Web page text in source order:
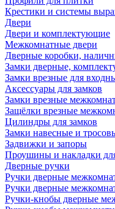
Крестики и системы
Двери
Двери и комплектующие
Межкомнатные двери
Дверные коробки,
Замки дверные,
Замки врезные для
Аксессуары для замков
Замки врезные
Защёлки врезные
Цилиндры для замков
Замки навесные и
Задвижки и запоры
Проушины и накладки
Дверные ручки
Ручки дверные
Ручки дверные
Ручки-кнобы дверные